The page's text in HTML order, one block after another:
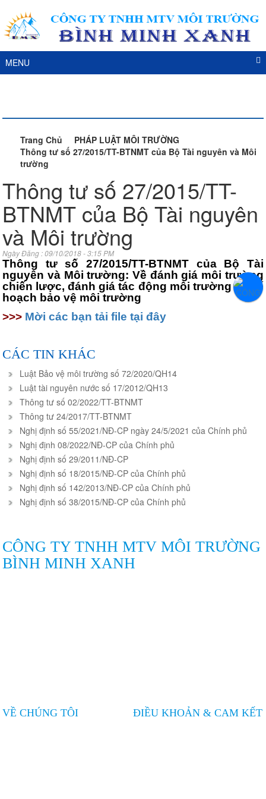
MENU
Trang Chủ
PHÁP LUẬT MÔI TRƯỜNG
Thông tư số 27/2015/TT-BTNMT của Bộ Tài nguyên và Môi
trường
Thông tư số 27/2015/TT-
BTNMT của Bộ Tài nguyên
và Môi trường
Ngày Đăng : 09/10/2018 - 3:15 PM
Thông tư số 27/2015/TT-BTNMT của Bộ Tài
nguyên và Môi trường: Về đánh giá môi trường
chiến lược, đánh giá tác động môi trường và kế
hoạch bảo vệ môi trường
>>> Mời các bạn tải file tại đây
CÁC TIN KHÁC
Luật Bảo vệ môi trường số 72/2020/QH14
Luật tài nguyên nước số 17/2012/QH13
Thông tư số 02/2022/TT-BTNMT
Thông tư 24/2017/TT-BTNMT
Nghị định số 55/2021/NĐ-CP ngày 24/5/2021 của Chính phủ
Nghị định 08/2022/NĐ-CP của Chính phủ
Nghị định số 29/2011/NĐ-CP
Nghị định số 18/2015/NĐ-CP của Chính phủ
Nghị định số 142/2013/NĐ-CP của Chính phủ
Nghị định số 38/2015/NĐ-CP của Chính phủ
CÔNG TY TNHH MTV MÔI TRƯỜNG
BÌNH MINH XANH
VỀ CHÚNG TÔI ĐIỀU KHOẢN & CAM KẾT